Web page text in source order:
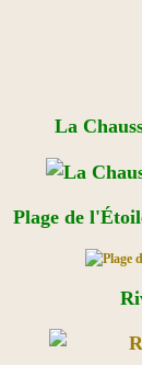
La
Plage de